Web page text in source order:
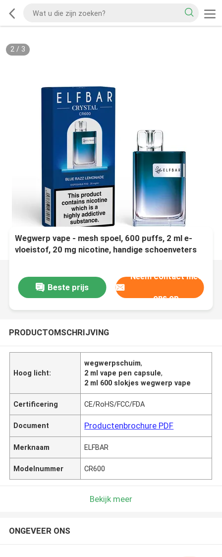
2/ 3
Wegwerp vape - mesh spoel, 600 puffs, 2 ml e-
vloeistof, 20 mg nicotine, handige schoenveters
Beste prijs
Neem contact met
ons op
PRODUCTOMSCHRIJVING
Hoog licht:
wegwerpschuim,
2 ml vape pen capsule,
2 ml 600 slokjes wegwerp vape
Certificering CE/RoHS/FCC/FDA
Document Productenbrochure PDF
Merknaam ELFBAR
Modelnummer CR600
Bekijk meer
ONGEVEER ONS